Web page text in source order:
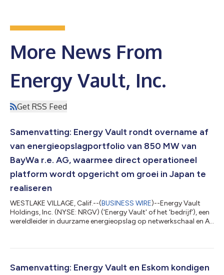
More News From
Energy Vault, Inc.
Get RSS Feed
Samenvatting: Energy Vault rondt overname af
van energieopslagportfolio van 850 MW van
BayWa r.e. AG, waarmee direct operationeel
platform wordt opgericht om groei in Japan te
realiseren
WESTLAKE VILLAGE, Calif.--(BUSINESS WIRE)--Energy Vault
Holdings, Inc. (NYSE: NRGV) ('Energy Vault' of het 'bedrijf'), een
wereldleider in duurzame energieopslag op netwerkschaal en AI-
aangekondigde overname van een portfolio van 850 MW aan
r.e. AG, een toonaangevende wereldwijde ontwikkelaar van
Samenvatting: Energy Vault en Eskom kondigen